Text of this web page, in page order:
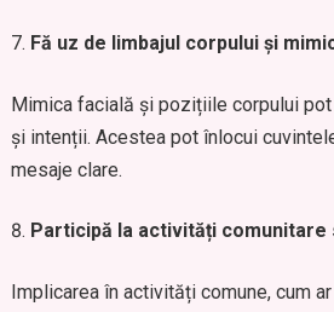
Fă uz de limbajul corpului și
Mimica facială și pozițiile corpului
și intenții. Acestea pot înlocui
mesaje clare.
Participă la activități comunitare
Implicarea în activități comune, cum